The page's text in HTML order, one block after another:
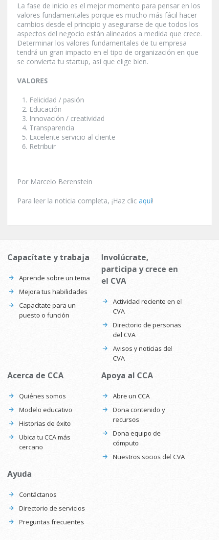
La fase de inicio es el mejor momento para pensar en los
valores fundamentales porque es mucho más fácil hacer
cambios desde el principio y asegurarse de que todos los
aspectos del negocio están alineados a medida que crece.
Determinar los valores fundamentales de tu empresa
tendrá un gran impacto en el tipo de organización en que
se convierta tu startup, así que elige bien.
VALORES
Felicidad / pasión
Educación
Innovación / creatividad
Transparencia
Excelente servicio al cliente
Retribuir
Por Marcelo Berenstein
Para leer la noticia completa, ¡Haz clic aquí!
Capacítate y trabaja
Aprende sobre un tema
Mejora tus habilidades
Capacítate para un
puesto o función
Involúcrate,
participa y crece en
el CVA
Actividad reciente en el
CVA
Directorio de personas
del CVA
Avisos y noticias del
CVA
Acerca de CCA
Quiénes somos
Modelo educativo
Historias de éxito
Ubica tu CCA más
cercano
Apoya al CCA
Abre un CCA
Dona contenido y
recursos
Dona equipo de
cómputo
Nuestros socios del CVA
Ayuda
Contáctanos
Directorio de servicios
Preguntas frecuentes